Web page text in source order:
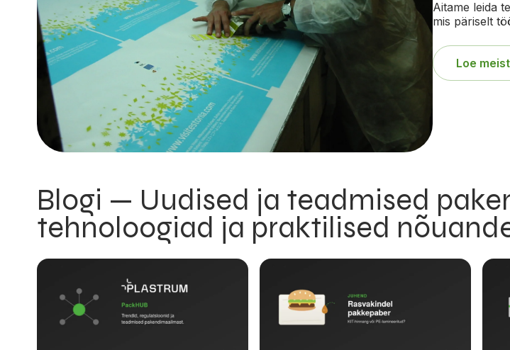
Aitame leida
mis päriselt
Loe meist
Blogi — Uudised ja teadmised
tehnoloogiad ja praktilised